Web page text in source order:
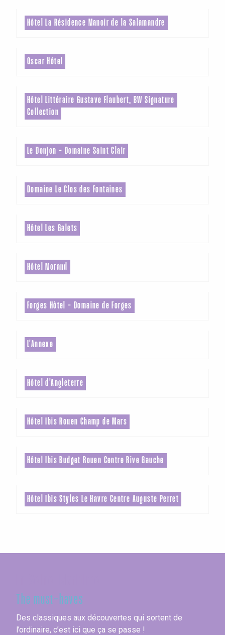
Hôtel La Résidence Manoir de la Salamandre
Oscar Hôtel
Hôtel Littéraire Gustave Flaubert, BW Signature
Collection
Le Donjon - Domaine Saint Clair
Domaine Le Clos des Fontaines
Hôtel Les Galets
Hôtel Morand
Forges Hôtel - Domaine de Forges
L'Annexe
Hôtel d'Angleterre
Hôtel Ibis Rouen Champ de Mars
Hôtel Ibis Budget Rouen Centre Rive Gauche
Hôtel Ibis Styles Le Havre Centre Auguste Perret
The must-haves
Des classiques aux découvertes qui sortent de
l’ordinaire, c’est ici que ça se passe !